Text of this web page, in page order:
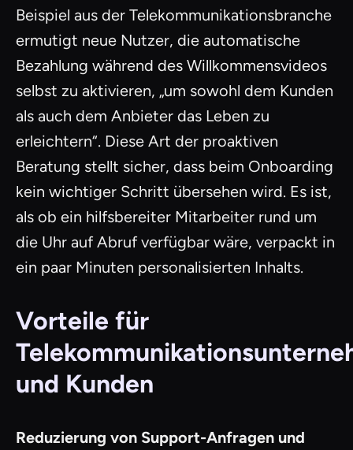
Beispiel aus der Telekommunikationsbranche
ermutigt neue Nutzer, die automatische
Bezahlung während des Willkommensvideos
selbst zu aktivieren, „um sowohl dem Kunden
als auch dem Anbieter das Leben zu
erleichtern“. Diese Art der proaktiven
Beratung stellt sicher, dass beim Onboarding
kein wichtiger Schritt übersehen wird. Es ist,
als ob ein hilfsbereiter Mitarbeiter rund um
die Uhr auf Abruf verfügbar wäre, verpackt in
ein paar Minuten personalisierten Inhalts.
Vorteile für
und Kunden
Reduzierung von Support-Anfragen und